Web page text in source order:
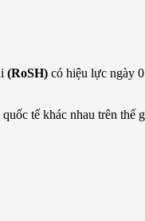
(RoSH) có hiệu lực ngày
tế khác nhau trên thế